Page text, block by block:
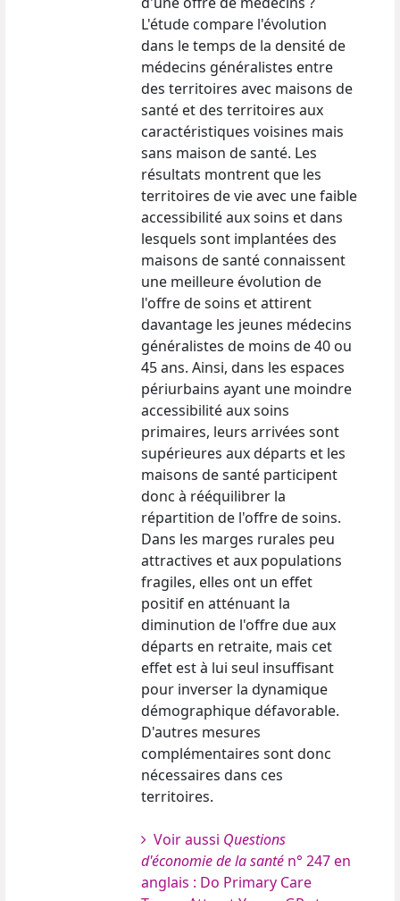
L'étude compare l'évolution
dans le temps de la densité de
médecins généralistes entre
des territoires avec maisons de
santé et des territoires aux
caractéristiques voisines mais
sans maison de santé. Les
résultats montrent que les
territoires de vie avec une faible
accessibilité aux soins et dans
lesquels sont implantées des
maisons de santé connaissent
une meilleure évolution de
l'offre de soins et attirent
davantage les jeunes médecins
généralistes de moins de 40 ou
45 ans. Ainsi, dans les espaces
périurbains ayant une moindre
accessibilité aux soins
primaires, leurs arrivées sont
supérieures aux départs et les
maisons de santé participent
donc à rééquilibrer la
répartition de l'offre de soins.
Dans les marges rurales peu
attractives et aux populations
fragiles, elles ont un effet
positif en atténuant la
diminution de l'offre due aux
départs en retraite, mais cet
effet est à lui seul insuffisant
pour inverser la dynamique
démographique défavorable.
D'autres mesures
complémentaires sont donc
nécessaires dans ces
territoires.
Voir aussi Questions
d'économie de la santé n° 247 en
anglais : Do Primary Care